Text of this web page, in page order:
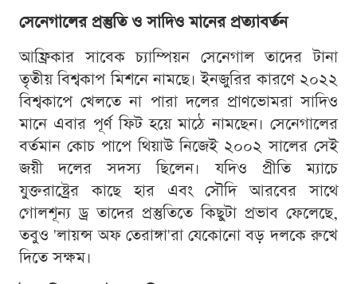
সেনেগালের প্রস্তুতি ও সাদিও মানের প্রত্যাবর্তন
আফ্রিকার সাবেক চ্যাম্পিয়ন সেনেগাল তাদের টানা
তৃতীয় বিশ্বকাপ মিশনে নামছে। ইনজুরির কারণে ২০২২
বিশ্বকাপে খেলতে না পারা দলের প্রাণভোমরা সাদিও
মানে এবার পূর্ণ ফিট হয়ে মাঠে নামছেন। সেনেগালের
বর্তমান কোচ পাপে থিয়াউ নিজেই ২০০২ সালের সেই
জয়ী দলের সদস্য ছিলেন। যদিও প্রীতি ম্যাচে
যুক্তরাষ্ট্রের কাছে হার এবং সৌদি আরবের সাথে
গোলশূন্য ড্র তাদের প্রস্তুতিতে কিছুটা প্রভাব ফেলেছে,
তবুও 'লায়ন্স অফ তেরাঙ্গা'রা যেকোনো বড় দলকে রুখে
দিতে সক্ষম।